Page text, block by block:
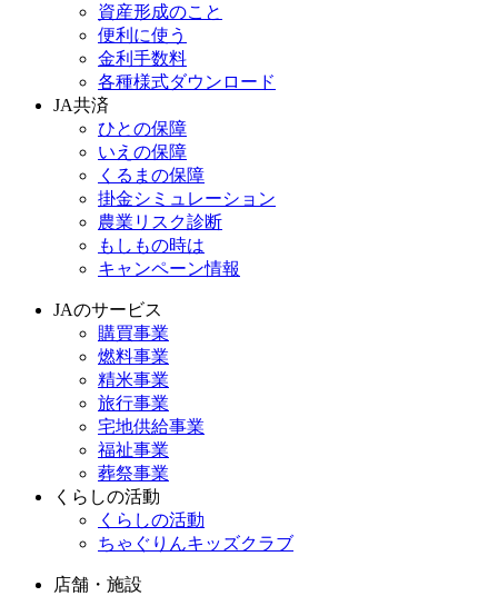
資産形成のこと
便利に使う
金利手数料
各種様式ダウンロード
JA共済
ひとの保障
いえの保障
くるまの保障
掛金シミュレーション
農業リスク診断
もしもの時は
キャンペーン情報
JAのサービス
購買事業
燃料事業
精米事業
旅行事業
宅地供給事業
福祉事業
葬祭事業
くらしの活動
くらしの活動
ちゃぐりんキッズクラブ
店舗・施設